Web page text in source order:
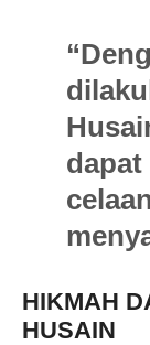
HIKMAH
HUSAIN